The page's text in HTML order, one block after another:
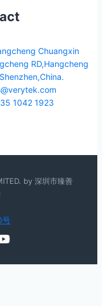
Chuangxin
RD,Hangcheng
1042 1923
by 深圳市臻善
号